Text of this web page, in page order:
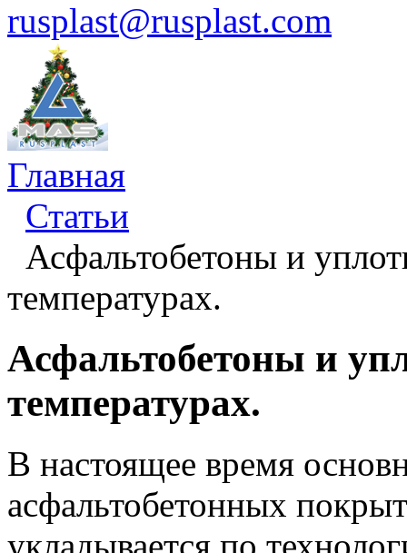
rusplast@rusplast.com
Главная
Статьи
Асфальтобетоны и
температурах.
Асфальтобетоны и
температурах.
В настоящее время
асфальтобетонных
укладывается по